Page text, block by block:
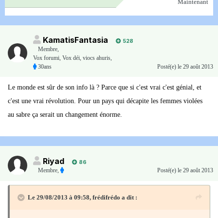
Maintenant
KamatisFantasia
528
Membre,
Vox forumi, Vox déi, viocs ahuris,
30ans
Posté(e) le 29 août 2013
Le monde est sûr de son info là ? Parce que si c'est vrai c'est génial, et
c'est une vrai révolution. Pour un pays qui décapite les femmes violées
au sabre ça serait un changement énorme.
Riyad
86
Membre, Posté(e) le 29 août 2013
Le 29/08/2013 à 09:58, frédifrédo a dit :